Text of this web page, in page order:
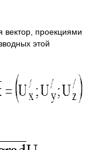
вектор, проекциями
этой